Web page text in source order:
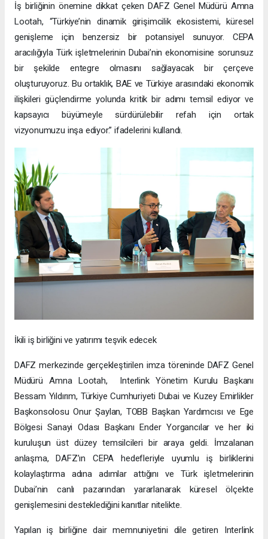
İş birliğinin önemine dikkat çeken DAFZ Genel Müdürü Amna
Lootah, “Türkiye’nin dinamik girişimcilik ekosistemi, küresel
genişleme için benzersiz bir potansiyel sunuyor. CEPA
aracılığıyla Türk işletmelerinin Dubai’nin ekonomisine sorunsuz
bir şekilde entegre olmasını sağlayacak bir çerçeve
oluşturuyoruz. Bu ortaklık, BAE ve Türkiye arasındaki ekonomik
ilişkileri güçlendirme yolunda kritik bir adımı temsil ediyor ve
kapsayıcı büyümeyle sürdürülebilir refah için ortak
vizyonumuzu inşa ediyor.” ifadelerini kullandı.
İkili iş birliğini ve yatırımı teşvik edecek
DAFZ merkezinde gerçekleştirilen imza töreninde DAFZ Genel
Müdürü Amna Lootah, Interlink Yönetim Kurulu Başkanı
Bessam Yıldırım, Türkiye Cumhuriyeti Dubai ve Kuzey Emirlikler
Başkonsolosu Onur Şaylan, TOBB Başkan Yardımcısı ve Ege
Bölgesi Sanayi Odası Başkanı Ender Yorgancılar ve her iki
kuruluşun üst düzey temsilcileri bir araya geldi. İmzalanan
anlaşma, DAFZ’ın CEPA hedefleriyle uyumlu iş birliklerini
kolaylaştırma adına adımlar attığını ve Türk işletmelerinin
Dubai’nin canlı pazarından yararlanarak küresel ölçekte
genişlemesini desteklediğini kanıtlar nitelikte.
Yapılan iş birliğine dair memnuniyetini dile getiren Interlink